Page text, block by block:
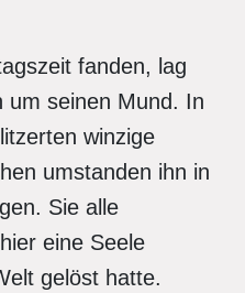
fanden, lag
um seinen Mund. In
winzige
umstanden ihn in
Sie alle
eine Seele
gelöst hatte.